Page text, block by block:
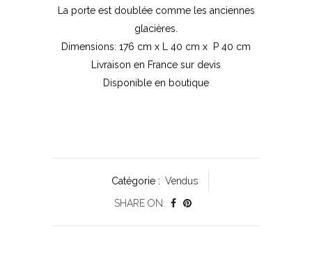
La porte est doublée comme les anciennes
glacières.
Dimensions: 176 cm x L 40 cm x P 40 cm
Livraison en France sur devis
Disponible en boutique
Catégorie : Vendus
SHARE ON: